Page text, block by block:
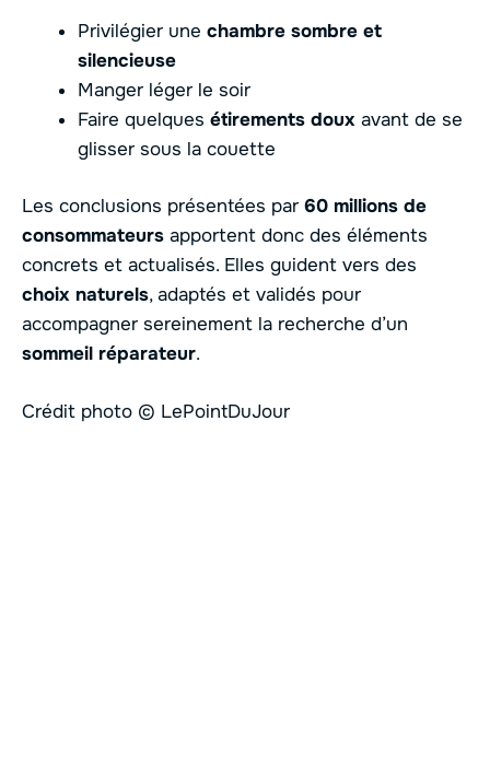
Privilégier une chambre sombre et
silencieuse
Manger léger le soir
Faire quelques étirements doux avant de se
glisser sous la couette
Les conclusions présentées par 60 millions de
consommateurs apportent donc des éléments
concrets et actualisés. Elles guident vers des
choix naturels, adaptés et validés pour
accompagner sereinement la recherche d’un
sommeil réparateur.
Crédit photo © LePointDuJour